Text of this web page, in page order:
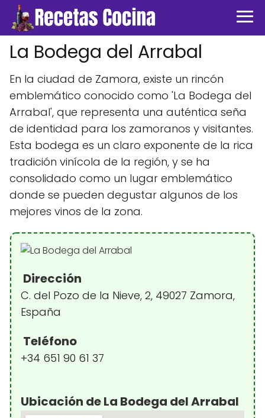
La Bodega del Arrabal
En la ciudad de Zamora, existe un rincón
emblemático conocido como 'La Bodega del
Arrabal', que representa una auténtica seña
de identidad para los zamoranos y visitantes.
Esta bodega es un claro exponente de la rica
tradición vinícola de la región, y se ha
consolidado como un lugar emblemático
donde se pueden degustar algunos de los
mejores vinos de la zona.
Dirección
C. del Pozo de la Nieve, 2, 49027 Zamora,
España
Teléfono
+34 651 90 61 37
Ubicación de La Bodega del Arrabal